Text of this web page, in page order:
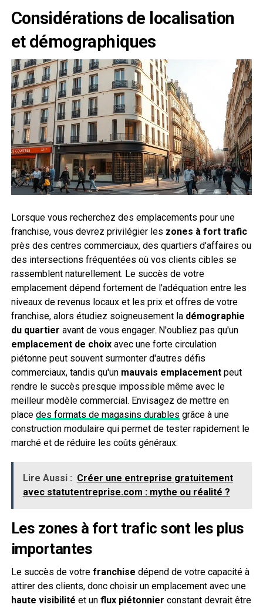
Considérations de localisation
et démographiques
Lorsque vous recherchez des emplacements pour une
franchise, vous devrez privilégier les zones à fort trafic
près des centres commerciaux, des quartiers d'affaires ou
des intersections fréquentées où vos clients cibles se
rassemblent naturellement. Le succès de votre
emplacement dépend fortement de l'adéquation entre les
niveaux de revenus locaux et les prix et offres de votre
franchise, alors étudiez soigneusement la démographie
du quartier avant de vous engager. N'oubliez pas qu'un
emplacement de choixavec une forte circulation
piétonne peut souvent surmonter d'autres défis
commerciaux, tandis qu'un mauvais emplacementpeut
rendre le succès presque impossible même avec le
meilleur modèle commercial. Envisagez de mettre en
place des formats de magasins durables grâce à une
construction modulaire qui permet de tester rapidement le
marché et de réduire les coûts généraux.
Lire Aussi : Créer une entreprise gratuitement
avec statutentreprise.com : mythe ou réalité ?
Les zones à fort trafic sont les plus
importantes
Le succès de votre franchise dépend de votre capacité à
attirer des clients, donc choisir un emplacement avec une
haute visibilité et un flux piétonnier constant devrait être